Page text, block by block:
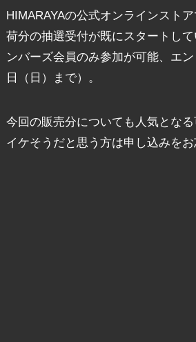
HIMARAYAの公式オンラインスト
荷分の抽選受付が既にスタートし
ンバーズ会員のみ参加が可能、エ
日（日）まで）。
今回の販売分についても人気となる
イケそうだと思う方は申し込みをお